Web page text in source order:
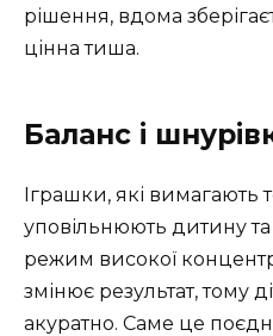
рішення, вдома
цінна тиша.
Баланс і
Іграшки, які вимагають
уповільнюють дитину
режим високої
змінює результат, тому
акуратно. Саме це